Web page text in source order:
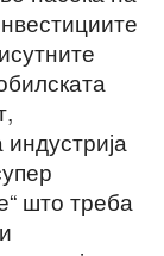
што треба